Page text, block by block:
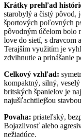
Krátky prehľad
starobylý a čistý pôvod,
športových poľovných
pôvodným účelom bolo
love do sietí, s dravcom
Terajším využitím je
zdvihnutie a prinášanie
Celkový vzhľad:
kompaktný, silný,
britských španielov je
najušľachtilejšou
Povaha: priateľský,
Bojazlivosť alebo
nežiadúce.